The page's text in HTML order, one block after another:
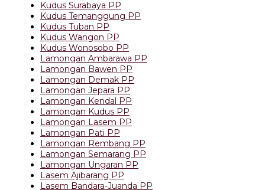
Kudus Surabaya PP
Kudus Temanggung PP
Kudus Tuban PP
Kudus Wangon PP
Kudus Wonosobo PP
Lamongan Ambarawa PP
Lamongan Bawen PP
Lamongan Demak PP
Lamongan Jepara PP
Lamongan Kendal PP
Lamongan Kudus PP
Lamongan Lasem PP
Lamongan Pati PP
Lamongan Rembang PP
Lamongan Semarang PP
Lamongan Ungaran PP
Lasem Ajibarang PP
Lasem Bandara-Juanda PP